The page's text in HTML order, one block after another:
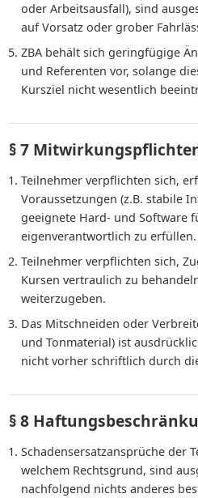
oder Arbeitsausfall), sind
auf Vorsatz oder grober
ZBA behält sich geringfügige
und Referenten vor, solange
Kursziel nicht wesentlich
§ 7
Teilnehmer verpflichten sich,
Voraussetzungen (z.B. stabile
geeignete Hard- und Software
eigenverantwortlich zu erfüllen.
Teilnehmer verpflichten sich,
Kursen vertraulich zu
weiterzugeben.
Das Mitschneiden oder
und Tonmaterial) ist
nicht vorher schriftlich durch
§ 8
Schadensersatzansprüche der
welchem Rechtsgrund, sind
nachfolgend nichts anderes